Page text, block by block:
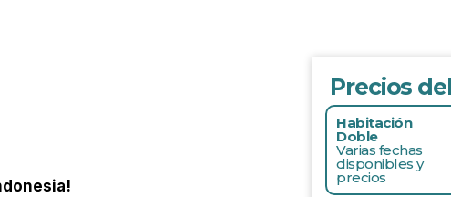
Precios
Habitación
Doble
Varias fechas
disponibles y
precios